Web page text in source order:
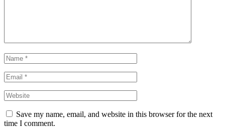
Save my name, email, and website in this browser for the next
time I comment.